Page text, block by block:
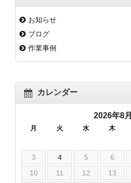
お知らせ
ブログ
作業事例
カレンダー
2026年8月
月 火 水 木
3
4 5 6
10
11 12 13